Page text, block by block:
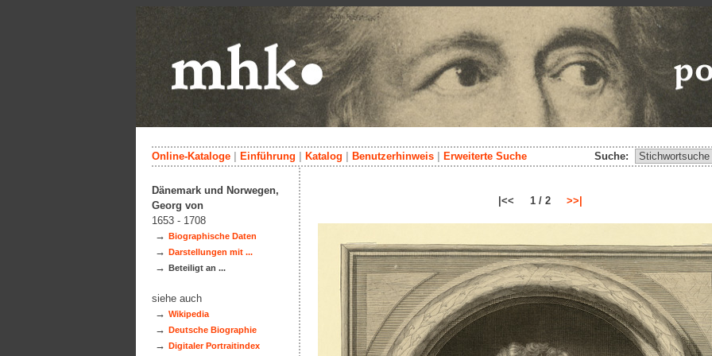
Suche:
Online-Kataloge Einführung Katalog Benutzerhinweis Erweiterte Suche
|<< 1 / 2 >>|
Dänemark und Norwegen,
Georg von
1653 - 1708
→ Biographische Daten
→ Darstellungen mit ...
→ Beteiligt an ...
siehe auch
→ Wikipedia
→ Deutsche Biographie
→ Digitaler Portraitindex